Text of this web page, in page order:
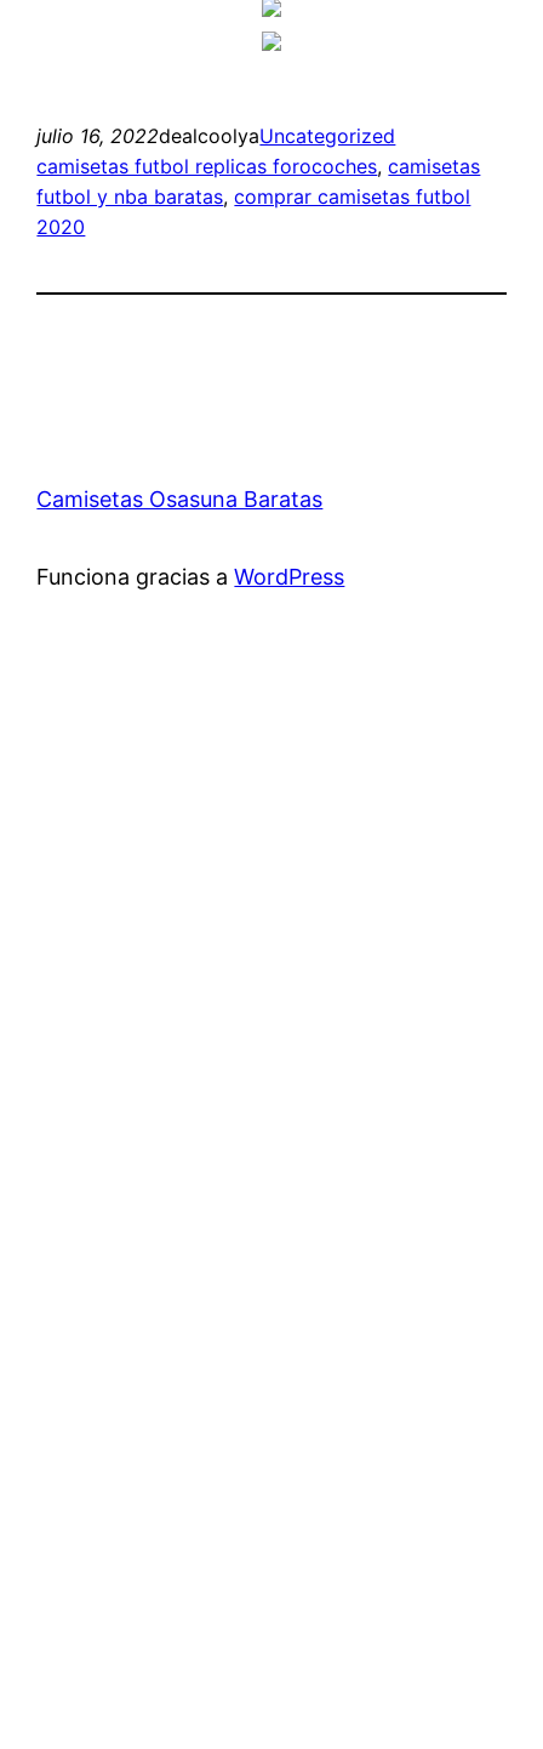
julio 16, 2022dealcoolyaUncategorized
camisetas futbol replicas forocoches, camisetas
futbol y nba baratas, comprar camisetas futbol
2020
Camisetas Osasuna Baratas
Funciona gracias aWordPress